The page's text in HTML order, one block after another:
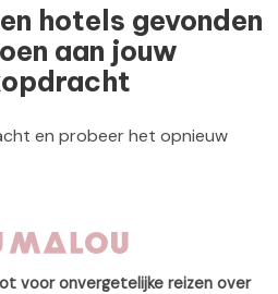
hotels gevonden
aan jouw
en probeer het opnieuw
voor onvergetelijke reizen over